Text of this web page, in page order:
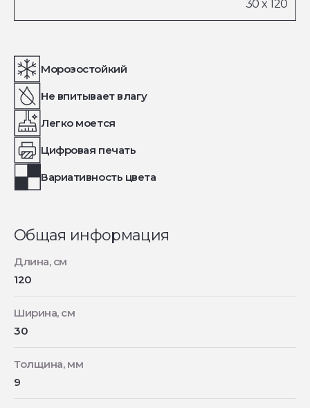
Морозостойкий
Не впитывает влагу
Легко моется
Цифровая печать
Вариативность цвета
Общая информация
Длина, см
120
Ширина, см
30
Толщина, мм
9